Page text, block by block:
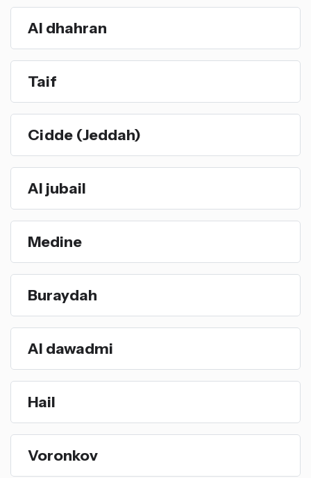
Al dhahran
Taif
Cidde (Jeddah)
Al jubail
Medine
Buraydah
Al dawadmi
Hail
Voronkov